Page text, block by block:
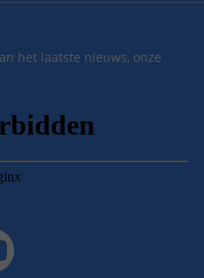
het laatste nieuws, onze